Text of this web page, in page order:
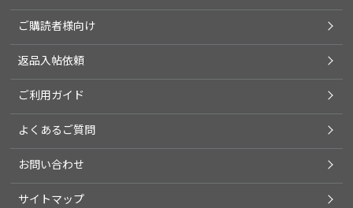
ご購読者様向け
返品入帖依頼
ご利用ガイド
よくあるご質問
お問い合わせ
サイトマップ